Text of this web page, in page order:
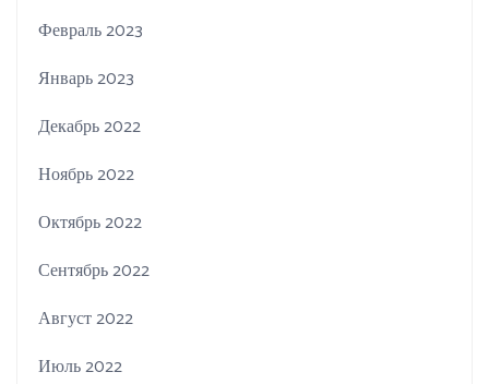
Февраль 2023
Январь 2023
Декабрь 2022
Ноябрь 2022
Октябрь 2022
Сентябрь 2022
Август 2022
Июль 2022